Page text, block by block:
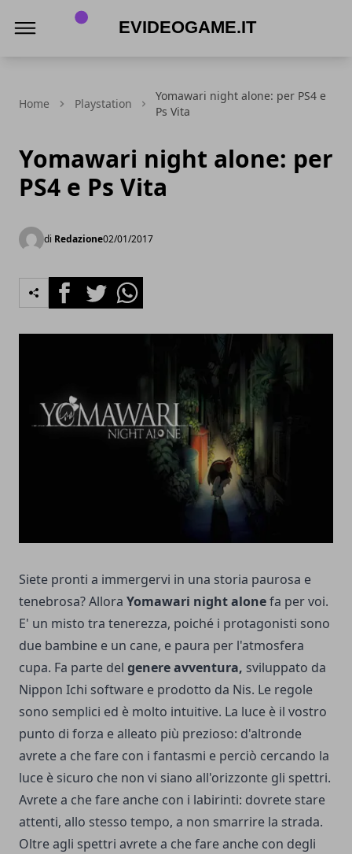
Home Playstation
Yomawari night alone: per PS4 e
Ps Vita
Yomawari night alone: per
PS4 e Ps Vita
di Redazione02/01/2017
FacebookTwitterWhatsapp
Siete pronti a immergervi in una storia paurosa e
tenebrosa? Allora Yomawari night alonefa per voi.
E' un misto tra tenerezza, poiché i protagonisti sono
due bambine e un cane, e paura per l'atmosfera
cupa. Fa parte del genere avventura, sviluppato da
Nippon Ichi software e prodotto da Nis. Le regole
sono semplici ed è molto intuitive. La luce è il vostro
punto di forza e alleato più prezioso: d'altronde
avrete a che fare con i fantasmi e perciò cercando la
luce è sicuro che non vi siano all'orizzonte gli spettri.
Avrete a che fare anche con i labirinti: dovrete stare
attenti, allo stesso tempo, a non smarrire la strada.
Oltre agli spettri avrete a che fare anche con degli